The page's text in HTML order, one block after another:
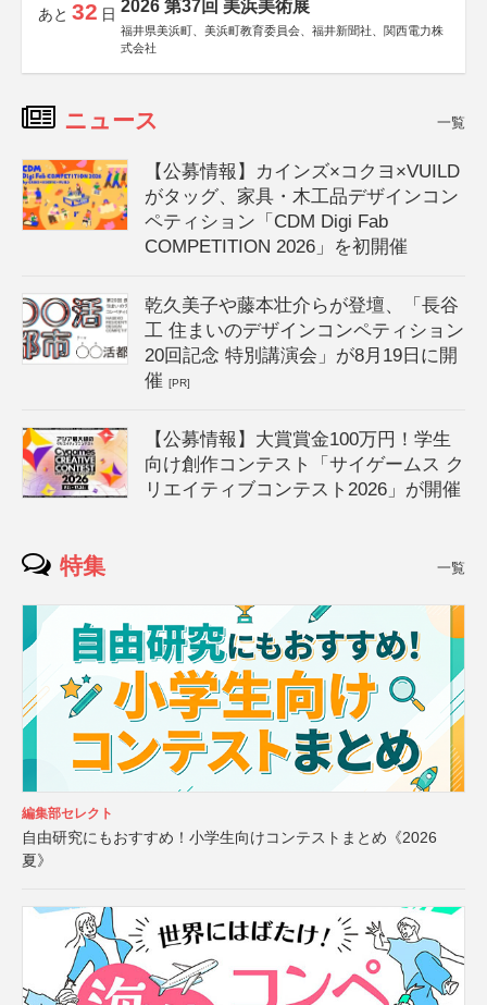
あと 32 日 2026 第37回 美浜美術展
福井県美浜町、美浜町教育委員会、福井新聞社、関西電力株
式会社
ニュース 一覧
【公募情報】カインズ×コクヨ×VUILD
がタッグ、家具・木工品デザインコン
ペティション「CDM Digi Fab
COMPETITION 2026」を初開催
乾久美子や藤本壮介らが登壇、「長谷
工 住まいのデザインコンペティション
20回記念 特別講演会」が8月19日に開
催[PR]
【公募情報】大賞賞金100万円！学生
向け創作コンテスト「サイゲームス ク
リエイティブコンテスト2026」が開催
特集 一覧
編集部セレクト
自由研究にもおすすめ！小学生向けコンテストまとめ《2026
夏》